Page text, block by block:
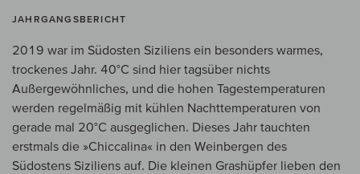
JAHRGANGSBERICHT
2019 war im Südosten Siziliens ein besonders warmes,
trockenes Jahr. 40°C sind hier tagsüber nichts
Außergewöhnliches, und die hohen Tagestemperaturen
werden regelmäßig mit kühlen Nachttemperaturen von
gerade mal 20°C ausgeglichen. Dieses Jahr tauchten
erstmals die »Chiccalina« in den Weinbergen des
Südostens Siziliens auf. Die kleinen Grashüpfer lieben den